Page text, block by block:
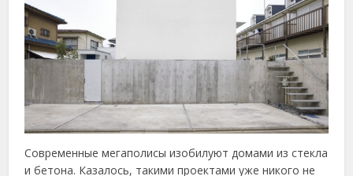
Современные мегаполисы изобилуют домами из стекла
и бетона. Казалось, такими проектами уже никого не